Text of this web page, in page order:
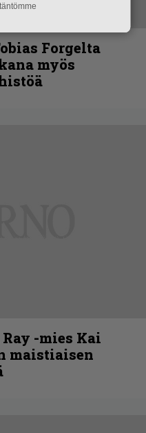
Forgelta
myös
-mies Kai
maistiaisen